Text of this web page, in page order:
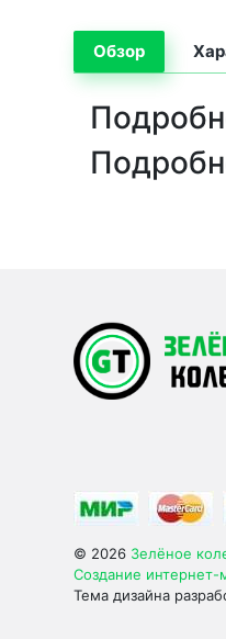
Обзор
© 2026 Зелёное
Создание интернет-
Тема дизайна